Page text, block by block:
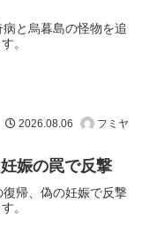
と烏暮島の怪物を追
。
2026.08.06 フミヤ
娠の罠で反撃
復帰、偽の妊娠で反撃
。